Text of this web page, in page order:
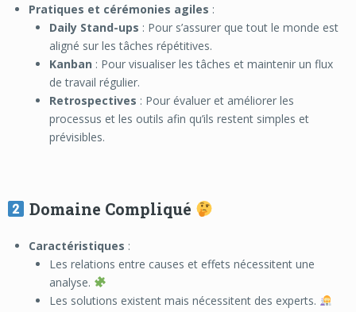
Pratiques et cérémonies agiles :
Daily Stand-ups : Pour s’assurer que tout le monde est
aligné sur les tâches répétitives.
Kanban : Pour visualiser les tâches et maintenir un flux
de travail régulier.
Retrospectives : Pour évaluer et améliorer les
processus et les outils afin qu’ils restent simples et
prévisibles.
Domaine Compliqué
Caractéristiques :
Les relations entre causes et effets nécessitent une
analyse.
Les solutions existent mais nécessitent des experts.